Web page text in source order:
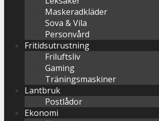
Maskeradkläder
Sova & Vila
Personvård
Fritidsutrustning
Friluftsliv
Gaming
Träningsmaskiner
Lantbruk
Postlådor
Ekonomi